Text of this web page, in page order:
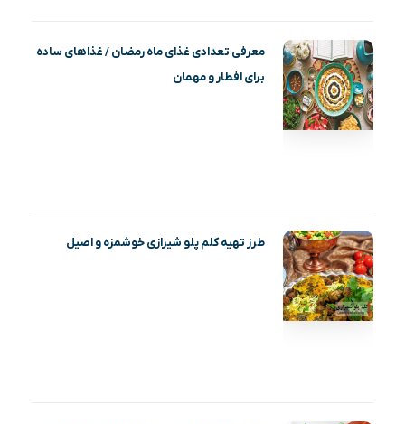
معرفی تعدادی غذای ماه رمضان / غذاهای ساده
برای افطار و مهمان
طرز تهیه کلم پلو شیرازی خوشمزه و اصیل